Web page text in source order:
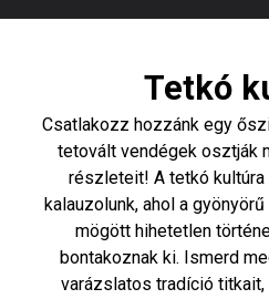
Tetkó
Csatlakozz hozzánk egy
tetovált vendégek osztják
részleteit! A tetkó
kalauzolunk, ahol a
mögött hihetetlen
bontakoznak ki. Ismerd
varázslatos tradíció